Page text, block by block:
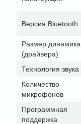
Версия Bluetooth
Размер динамика
(драйвера)
Технология звука
Количество
микрофонов
Программная
поддержка